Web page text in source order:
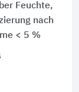
Feuchte,
nach
< 5 %